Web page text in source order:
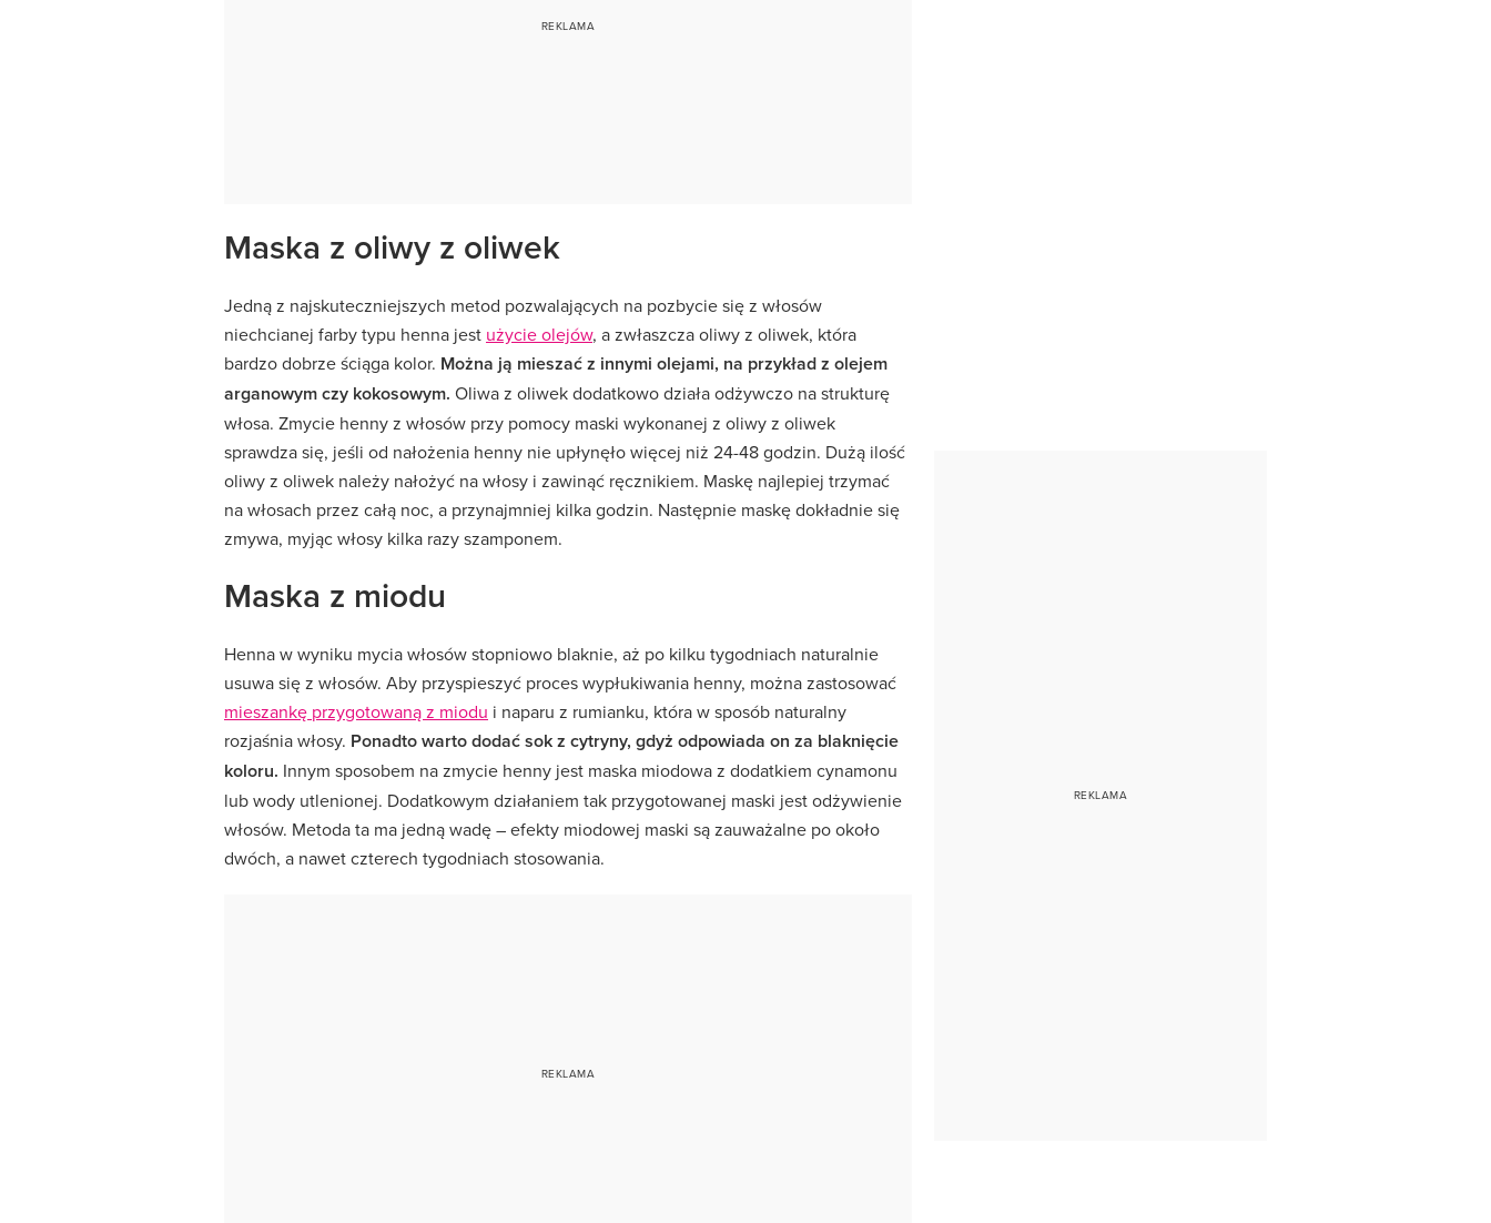
Maska z oliwy z oliwek
Jedną z najskuteczniejszych metod pozwalających na pozbycie się z włosów
niechcianej farby typu henna jest użycie olejów, a zwłaszcza oliwy z oliwek, która
bardzo dobrze ściąga kolor. Można ją mieszać z innymi olejami, na przykład z olejem
arganowym czy kokosowym. Oliwa z oliwek dodatkowo działa odżywczo na strukturę
włosa. Zmycie henny z włosów przy pomocy maski wykonanej z oliwy z oliwek
sprawdza się, jeśli od nałożenia henny nie upłynęło więcej niż 24-48 godzin. Dużą ilość
oliwy z oliwek należy nałożyć na włosy i zawinąć ręcznikiem. Maskę najlepiej trzymać
na włosach przez całą noc, a przynajmniej kilka godzin. Następnie maskę dokładnie się
zmywa, myjąc włosy kilka razy szamponem.
Maska z miodu
Henna w wyniku mycia włosów stopniowo blaknie, aż po kilku tygodniach naturalnie
usuwa się z włosów. Aby przyspieszyć proces wypłukiwania henny, można zastosować
mieszankę przygotowaną z miodu i naparu z rumianku, która w sposób naturalny
rozjaśnia włosy. Ponadto warto dodać sok z cytryny, gdyż odpowiada on za blaknięcie
koloru. Innym sposobem na zmycie henny jest maska miodowa z dodatkiem cynamonu
lub wody utlenionej. Dodatkowym działaniem tak przygotowanej maski jest odżywienie
włosów. Metoda ta ma jedną wadę – efekty miodowej maski są zauważalne po około
dwóch, a nawet czterech tygodniach stosowania.